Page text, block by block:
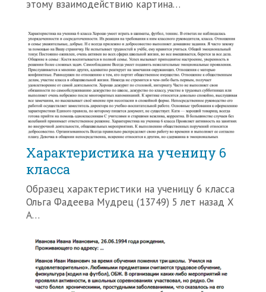
этому взаимодействию картина…
Характеристика на ученицу 6
класса
Образец характеристики на ученицу 6 класса
Ольга Фадеева Мудрец (13749) 5 лет назад Х
А…